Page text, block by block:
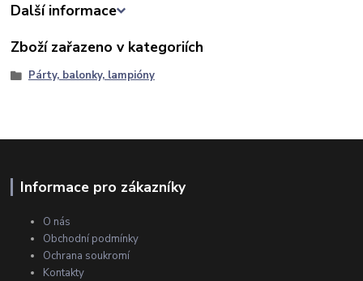
Další informace
Zboží zařazeno v kategoriích
Párty, balonky, lampióny
Informace pro zákazníky
O nás
Obchodní podmínky
Ochrana soukromí
Kontakty